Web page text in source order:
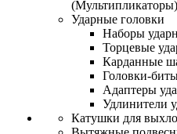
(Мультипликаторы)
Ударные головки
Наборы
Торцевые
Карданные
Головки-
Адаптеры
Удлинители
Катушки для